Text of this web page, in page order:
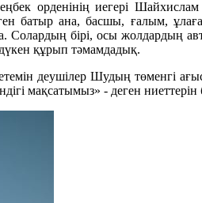
орденінің иегері
батыр ана, басшы, ғалым,
Солардың бірі, осы жолдардың
құрып тәмамдадық.
деушілер Шудың төменгі
мақсатымыз» - деген ниеттерін